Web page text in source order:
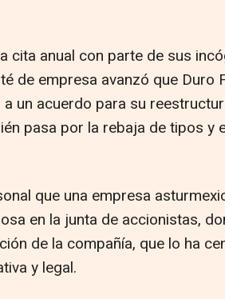
cita anual con parte de sus
de empresa avanzó que Duro
un acuerdo para su
pasa por la rebaja de tipos y
que una empresa
en la junta de accionistas,
de la compañía, que lo ha
y legal.